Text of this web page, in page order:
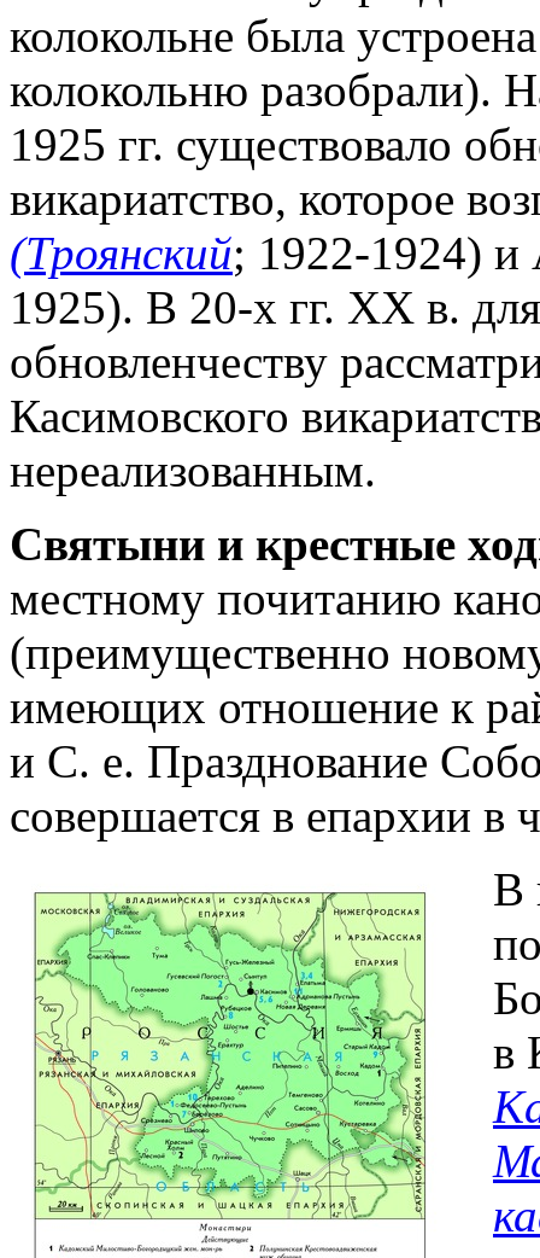
колокольне была
колокольню разобрали).
1925 гг. существовало
викариатство, которое
(Троянский; 1922-1924) и
1925). В 20-х гг. XX в.
обновленчеству
Касимовского
нереализованным.
Святыни и крестные
местному почитанию
(преимущественно
имеющих отношение к
и С. е. Празднование
совершается в епархии
В
в